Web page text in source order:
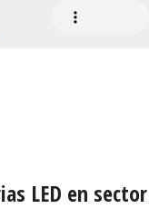
LED en sector